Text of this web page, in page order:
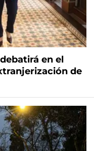
en el
de